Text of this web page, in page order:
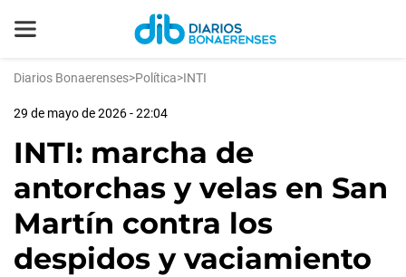
Diarios Bonaerenses>Política>INTI
29 de mayo de 2026 - 22:04
INTI: marcha de
antorchas y velas en San
Martín contra los
despidos y vaciamiento